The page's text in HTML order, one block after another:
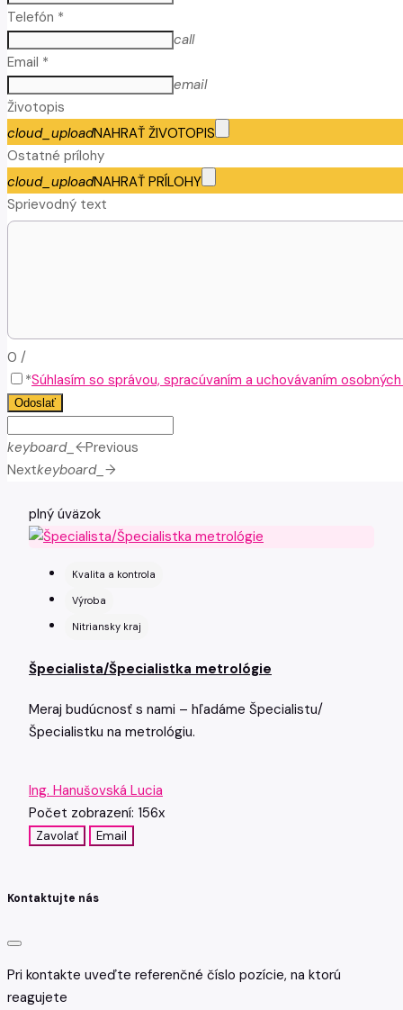
Telefón *
call
Email *
email
Životopis
cloud_uploadNAHRAŤ ŽIVOTOPIS
Ostatné prílohy
cloud_uploadNAHRAŤ PRÍLOHY
Sprievodný text
0 /
*Súhlasím so správou, spracúvaním a uchovávaním
Odoslať
keyboard_arrow_leftPrevious
Nextkeyboard_arrow_right
plný úväzok
Kvalita a kontrola
Výroba
Nitriansky kraj
Špecialista/Špecialistka metrológie
Meraj budúcnosť s nami – hľadáme Špecialistu/
Špecialistku na metrológiu.
Ing. Hanušovská Lucia
Počet zobrazení: 156x
Zavolať Email
Kontaktujte nás
Pri kontakte uveďte referenčné číslo pozície, na ktorú
reagujete